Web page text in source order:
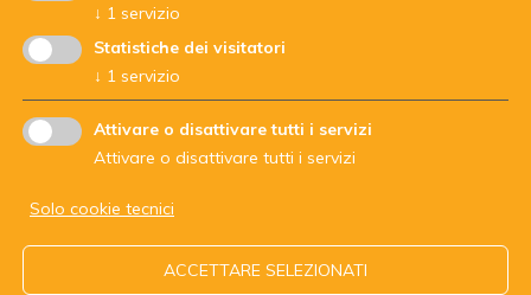
ARBEITSGEMEINSCHAFT DER JUGENDDIENSTE - codice
fiscale 94062200210
↓ 1 servizio
Statistiche dei visitatori
↓ 1 servizio
Attivare o disattivare tutti i servizi
Attivare o disattivare tutti i servizi
Solo cookie tecnici
ACCETTARE SELEZIONATI